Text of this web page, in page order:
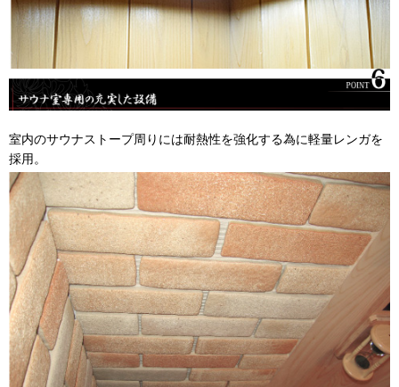
室内のサウナストープ周りには耐熱性を強化する為に軽量レンガを
採用。